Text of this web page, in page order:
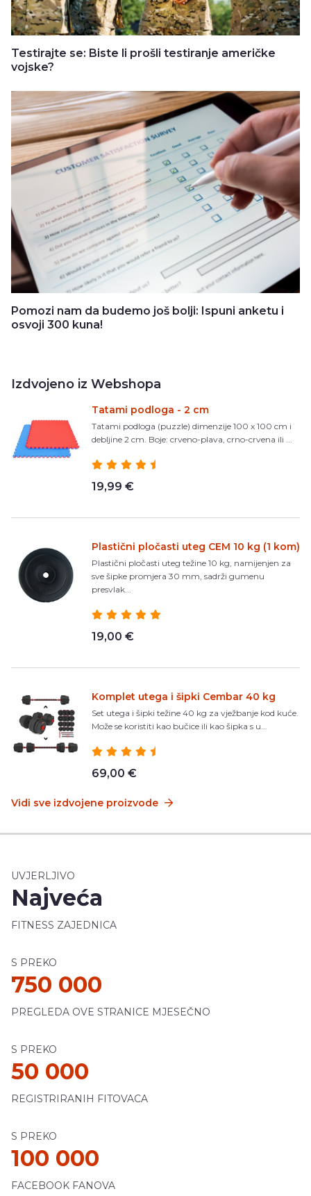
Testirajte se: Biste li prošli testiranje američke
vojske?
Pomozi nam da budemo još bolji: Ispuni anketu i
osvoji 300 kuna!
Izdvojeno iz Webshopa
Tatami podloga - 2 cm
Tatami podloga (puzzle) dimenzije 100 x 100 cm i
debljine 2 cm. Boje: crveno-plava, crno-crvena ili ...
19,99 €
Plastični pločasti uteg CEM 10 kg (1 kom)
Plastični pločasti uteg težine 10 kg, namijenjen za
sve šipke promjera 30 mm, sadrži gumenu
presvlak...
19,00 €
Komplet utega i šipki Cembar 40 kg
Set utega i šipki težine 40 kg za vježbanje kod kuće.
Može se koristiti kao bučice ili kao šipka s u...
69,00 €
Vidi sve izdvojene proizvode
UVJERLJIVO
Najveća
FITNESS ZAJEDNICA
S PREKO
750 000
PREGLEDA OVE STRANICE MJESEČNO
S PREKO
50 000
REGISTRIRANIH FITOVACA
S PREKO
100 000
FACEBOOK FANOVA